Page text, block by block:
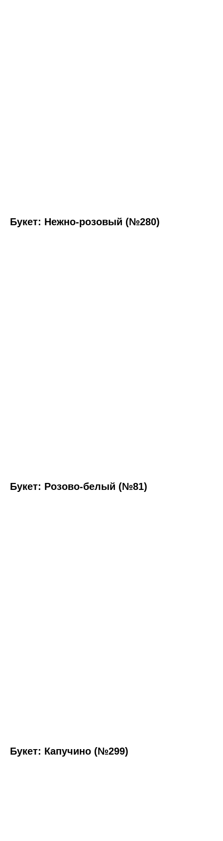
Букет: Нежно-розовый (№280)
Букет: Розово-белый (№81)
Букет: Капучино (№299)